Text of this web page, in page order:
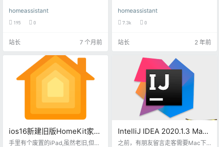
是给iOS设计的，但是刚好可以在M
ac桌面小组件控制，这样我就不用
玩客云刚好不是这个版本，我就升
级下，本文仅为记录升级过程。 官
方小组件介绍：https://companion.
home-assistant.io/docs/integratio
ns/…
homeassistant
195 0
站长 7 个月前
cker里跑，现在在pve里边跑，家里
边的设备陆陆续续基本上都接入了
内暂时不考虑接入HomeKit，其他
的设备除了摄像头基本都接入Home
Kit了，今天研究了下摄像头发现也
挺简单，但是找到的教程比较早，
跟当前版本的homeassistant差距较
大，就…
homeassistant
7.3k 0
站长 2 年前
ios16新建旧版HomeKit家
庭,HomeKit降级
手里有个废置的iPad,虽然老旧,但是
IntelliJ IDEA 2020.1.3 Mac
中文Mac激活版
之前，有朋友留言走客需要Mac下